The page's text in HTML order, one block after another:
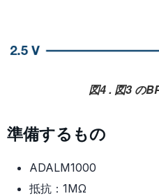
図4 . 図3 の
準備するもの
ADALM1000
抵抗：1MΩ